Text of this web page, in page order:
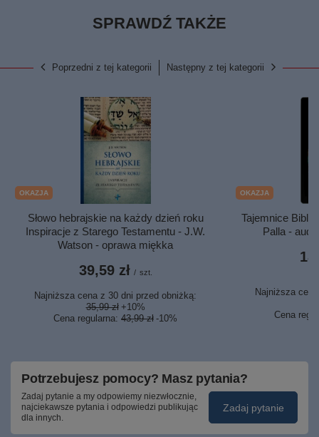
SPRAWDŹ TAKŻE
Poprzedni z tej kategorii Następny z tej kategorii
OKAZJA
Słowo hebrajskie na każdy dzień roku
Inspiracje z Starego Testamentu - J.W.
Watson - oprawa miękka
39,59 zł / szt.
Najniższa cena z 30 dni przed obniżką:
35,99 zł +10%
Cena regularna: 43,99 zł -10%
OKAZJA
Tajemnice Biblii
Palla -
Najniższa
Cena
Potrzebujesz pomocy? Masz pytania?
Zadaj pytanie a my odpowiemy niezwłocznie,
najciekawsze pytania i odpowiedzi publikując
dla innych.
Zadaj pytanie